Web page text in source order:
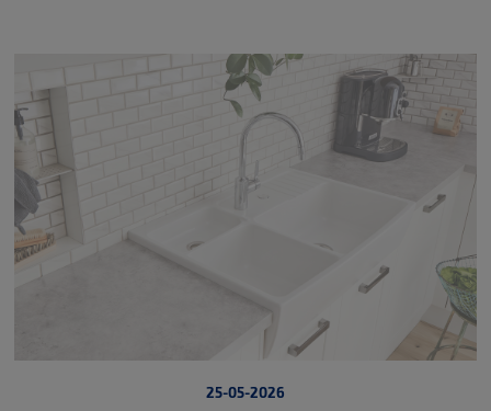
25-05-2026